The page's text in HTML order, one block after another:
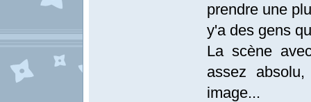
prendre une
y'a des gens
La scène
assez
image...